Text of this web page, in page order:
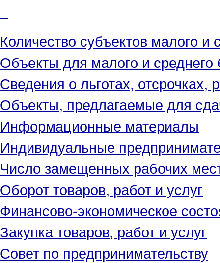
Количество субъектов малого и
Объекты для малого и среднего
Сведения о льготах, отсрочках,
Объекты, предлагаемые для
Информационные материалы
Индивидуальные
Число замещенных рабочих
Оборот товаров, работ и услуг
Финансово-экономическое
Закупка товаров, работ и услуг
Совет по предпринимательству